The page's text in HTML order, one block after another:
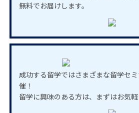
無料でお届けします。
成功する留学ではさまざまな留学セ
催！
留学に興味のある方は、まずはお気軽